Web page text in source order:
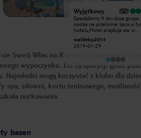
się nad tym
siostrzanym hotelu,
na 5+. Barmani są super!
La Cubanita w
świetna muzyka.
wakacje były
Wyjątkowy
Spedzilismy 9 dni duza grupa
osoba na przelomie lipca w
hotelu,Hotel znajduje sie w
metrow od morza.Posiada
dosc duze basenu. Pokoje
komfort.Jedzenie all inclusive
przejedzenia ,kazdy znajdzie
siebie. Duzy wybor alkoholi
basenie.Bardzo mila I
obsluga hotelu oraz
Osobiscie rozmawialem z
waldekp2014
2019-01-29
Sweti Włas na Riwierze Bułgarskiej.
wypoczynku. Do dyspozycji gości
mogą korzystać z klubu dla
spa, siłowni, kortu tenisowego, możliwość
nurkowania.
basen